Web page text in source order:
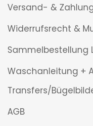
Versand- &
Widerrufsrecht &
Sammelbestellung
Waschanleitung +
Transfers/
AGB